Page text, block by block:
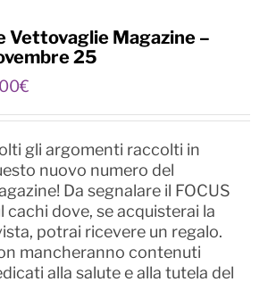
Vettovaglie Magazine –
25
€
gli argomenti raccolti in
nuovo numero del
Da segnalare il FOCUS
cachi dove, se acquisterai la
potrai ricevere un regalo.
mancheranno contenuti
alla salute e alla tutela del